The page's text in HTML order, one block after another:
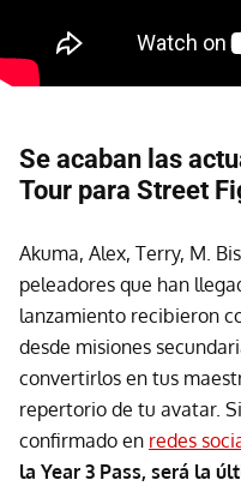
Se acaban las
Tour para Street
Akuma, Alex, Terry, M.
peleadores que han
lanzamiento recibieron
desde misiones
convertirlos en tus
repertorio de tu avatar.
confirmado en redes
la Year 3 Pass, será la